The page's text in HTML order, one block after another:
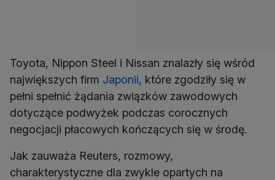
Toyota, Nippon Steel i Nissan znalazły się wśród
największych firm Japonii, które zgodziły się w
pełni spełnić żądania związków zawodowych
dotyczące podwyżek podczas corocznych
negocjacji płacowych kończących się w środę.
Jak zauważa Reuters, rozmowy,
charakterystyczne dla zwykle opartych na